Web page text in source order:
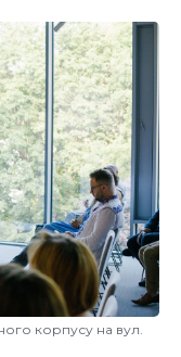
корпусу на вул.